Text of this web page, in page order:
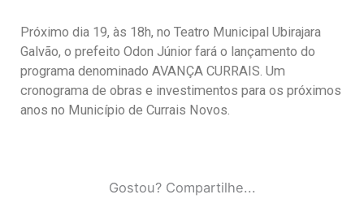
Próximo dia 19, às 18h, no Teatro Municipal Ubirajara
Galvão, o prefeito Odon Júnior fará o lançamento do
programa denominado AVANÇA CURRAIS. Um
cronograma de obras e investimentos para os próximos
anos no Município de Currais Novos.
Gostou? Compartilhe...